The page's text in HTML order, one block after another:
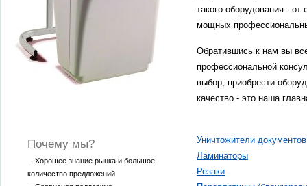
Почему мы?
– Хорошее знание рынка и большое
количество предложений
такого оборудования - от
мощных
Обратившись к нам вы
профессиональной
выбор, приобрести
качество - это наша
Уничтожители
Ламинаторы
Резаки